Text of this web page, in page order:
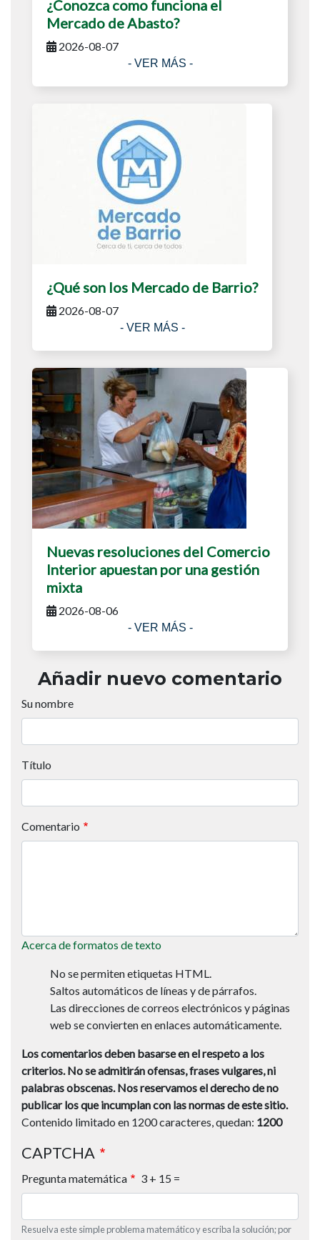
¿Conozca como funciona el
Mercado de Abasto?
2026-08-07
- VER MÁS -
¿Qué son los Mercado de Barrio?
2026-08-07
- VER MÁS -
Nuevas resoluciones del Comercio
Interior apuestan por una gestión
mixta
2026-08-06
- VER MÁS -
Añadir nuevo comentario
Su nombre
Título
Comentario
Acerca de formatos de texto
No se permiten etiquetas HTML.
Saltos automáticos de líneas y de párrafos.
Las direcciones de correos electrónicos y páginas
web se convierten en enlaces automáticamente.
Los comentarios deben basarse en el respeto a los
criterios. No se admitirán ofensas, frases vulgares, ni
palabras obscenas. Nos reservamos el derecho de no
publicar los que incumplan con las normas de este sitio.
Contenido limitado en 1200 caracteres, quedan: 1200
CAPTCHA
Pregunta matemática 3 + 15 =
Resuelva este simple problema matemático y escriba la solución; por